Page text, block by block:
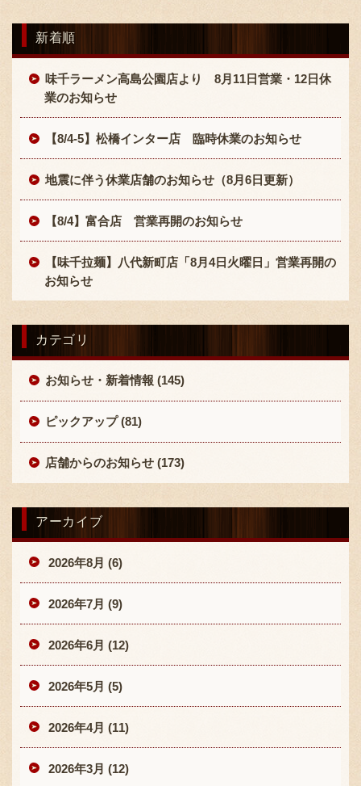
新着順
味千ラーメン高島公園店より 8月11日営業・12日休
業のお知らせ
【8/4-5】松橋インター店 臨時休業のお知らせ
地震に伴う休業店舗のお知らせ（8月6日更新）
【8/4】富合店 営業再開のお知らせ
【味千拉麺】八代新町店「8月4日火曜日」営業再開の
お知らせ
カテゴリ
お知らせ・新着情報 (145)
ピックアップ (81)
店舗からのお知らせ (173)
アーカイブ
2026年8月 (6)
2026年7月 (9)
2026年6月 (12)
2026年5月 (5)
2026年4月 (11)
2026年3月 (12)